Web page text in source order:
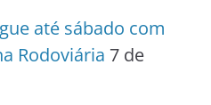
até sábado com
Rodoviária 7 de